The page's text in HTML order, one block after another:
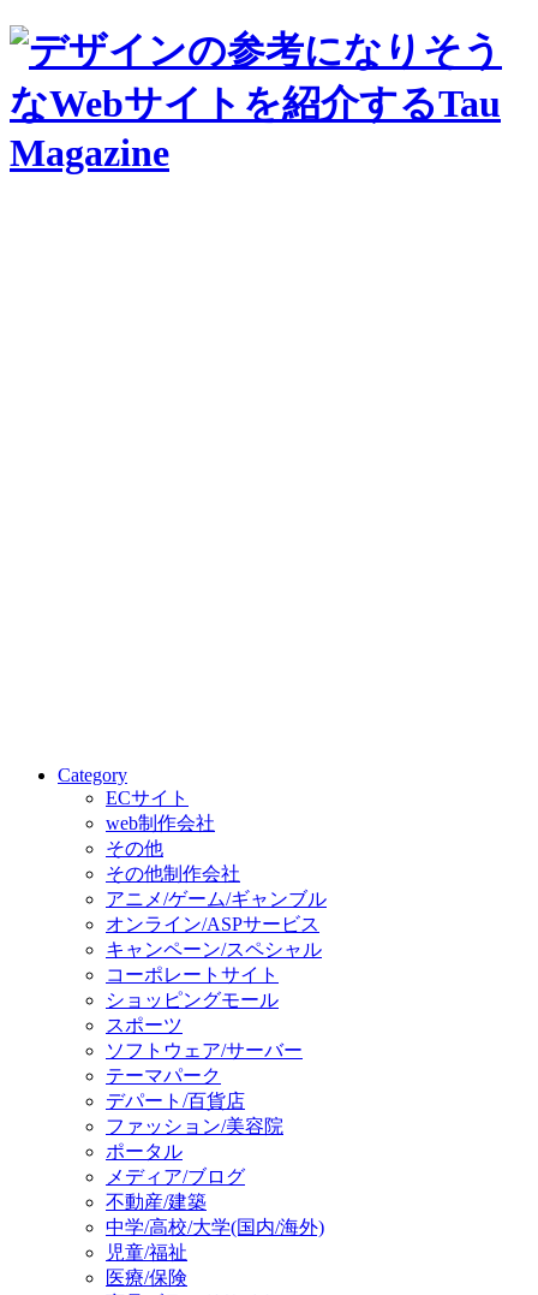
Category
ECサイト
web制作会社
その他
その他制作会社
アニメ/ゲーム/ギャンブル
オンライン/ASPサービス
キャンペーン/スペシャル
コーポレートサイト
ショッピングモール
スポーツ
ソフトウェア/サーバー
テーマパーク
デパート/百貨店
ファッション/美容院
ポータル
メディア/ブログ
不動産/建築
中学/高校/大学(国内/海外)
児童/福祉
医療/保険